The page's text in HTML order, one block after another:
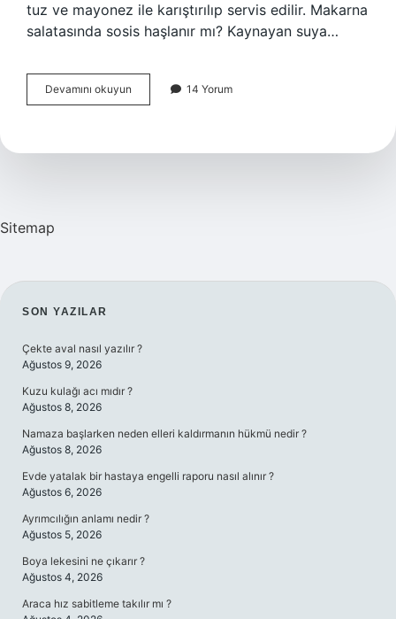
tuz ve mayonez ile karıştırılıp servis edilir. Makarna
salatasında sosis haşlanır mı? Kaynayan suya…
Devamını okuyun
Salatasında
Mı
14 Yorum
Sitemap
SIDEBAR
SON YAZILAR
Çekte aval nasıl yazılır ?
Ağustos 9, 2026
Kuzu kulağı acı mıdır ?
Ağustos 8, 2026
Namaza başlarken neden elleri kaldırmanın hükmü nedir ?
Ağustos 8, 2026
Evde yatalak bir hastaya engelli raporu nasıl alınır ?
Ağustos 6, 2026
Ayrımcılığın anlamı nedir ?
Ağustos 5, 2026
Boya lekesini ne çıkarır ?
Ağustos 4, 2026
Araca hız sabitleme takılır mı ?